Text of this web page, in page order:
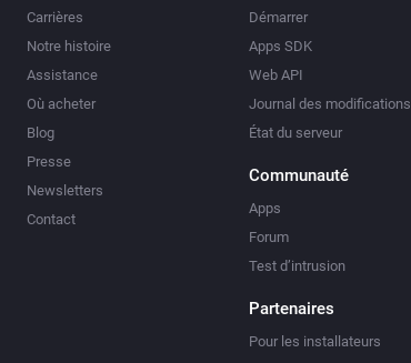
Carrières
Notre histoire
Assistance
Où acheter
Blog
Presse
Newsletters
Contact
Démarrer
Apps SDK
Web API
Journal des modifications
État du serveur
Communauté
Apps
Forum
Test d’intrusion
Partenaires
Pour les installateurs